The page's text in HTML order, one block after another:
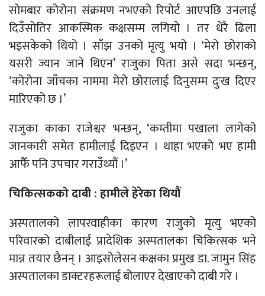
सोमबार कोरोना संक्रमण नभएको रिपोर्ट आएपछि उनलाई
दिउँसोतिर आकस्मिक कक्षसम्म लगियो । तर धेरै ढिला
भइसकेको थियो । साँझ उनको मृत्यु भयो । ‘मेरो छोराको
यसरी ज्यान जाने थिएन’ राजुका पिता असे सदा भन्छन्,
‘कोरोना जाँचका नाममा मेरो छोरालाई दिनुसम्म दुःख दिएर
मारिएको छ ।’
राजुका काका राजेश्वर भन्छन्, ‘कम्तीमा पखाला लागेको
जानकारी समेत हामीलाई दिइएन । थाहा भएको भए हामी
आफैँ पनि उपचार गराउँथ्यौं ।’
चिकित्सकको दाबी : हामीले हेरेका थियौं
अस्पतालको लापरवाहीका कारण राजुको मृत्यु भएको
परिवारको दाबीलाई प्रादेशिक अस्पतालका चिकित्सक भने
मान्न तयार छैनन् । आइसोलेसन कक्षका प्रमुख डा. जामुन सिंह
अस्पतालका डाक्टरहरूलाई बोलाएर देखाएको दाबी गरे ।